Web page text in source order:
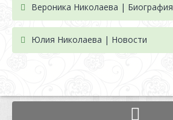
Вероника Николаева | Биография
Юлия Николаева | Новости